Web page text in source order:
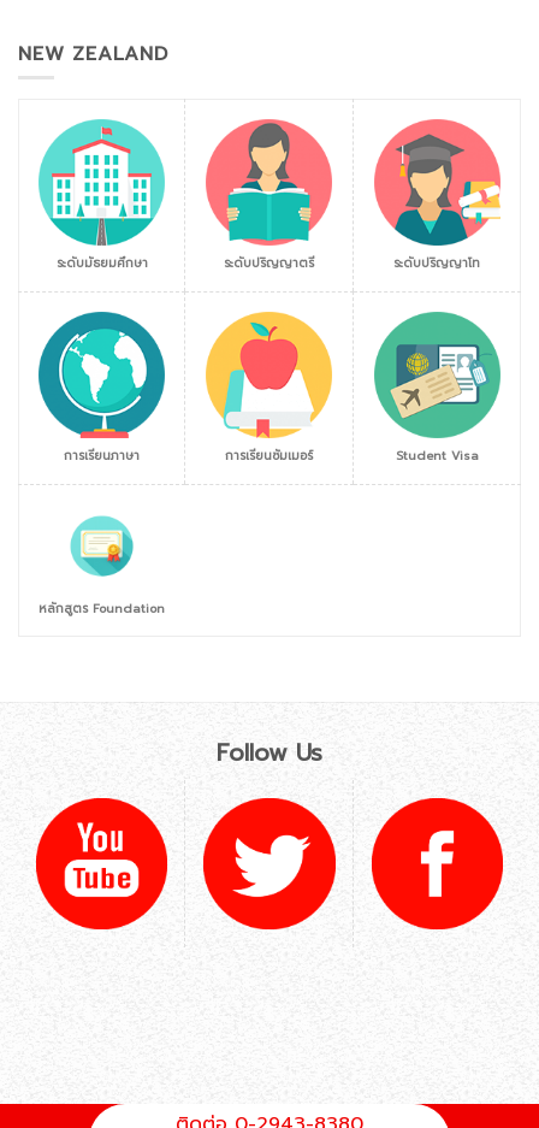
NEW ZEALAND
ระดับมัธยมศึกษา ระดับปริญญาตรี ระดับปริญญาโท
การเรียนภาษา การเรียนซัมเมอร์ Student Visa
หลักสูตร Foundation
Follow Us